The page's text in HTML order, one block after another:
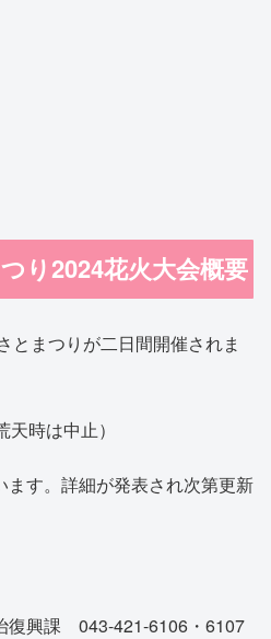
り2024花火大会概要
とまつりが二日間開催されま
時は中止）
ます。詳細が発表され次第更新
復興課 043-421-6106・6107